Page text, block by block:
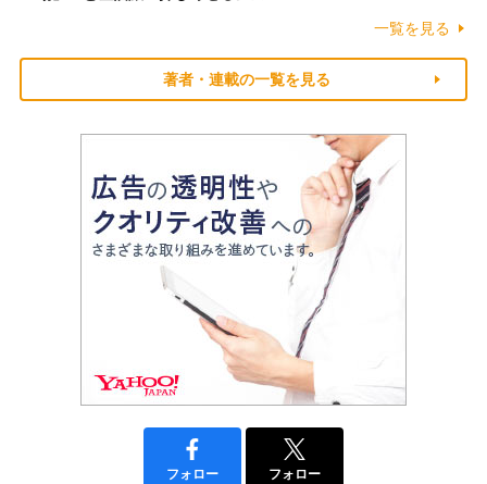
一覧を見る
著者・連載の一覧を見る
フォロー フォロー